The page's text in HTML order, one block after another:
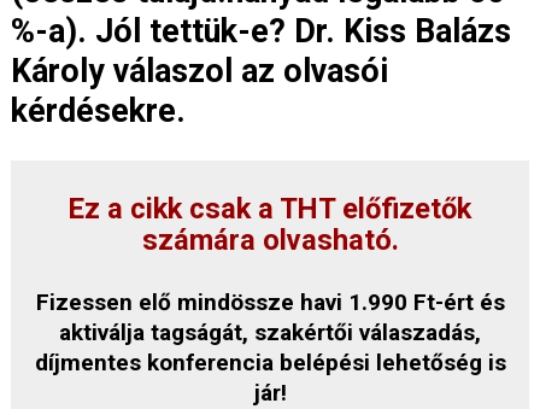
%-a). Jól tettük-e? Dr. Kiss Balázs
Károly válaszol az olvasói
kérdésekre.
Ez a cikk csak a THT előfizetők
számára olvasható.
Fizessen elő mindössze havi 1.990 Ft-ért és
aktiválja tagságát, szakértői válaszadás,
díjmentes konferencia belépési lehetőség is
jár!